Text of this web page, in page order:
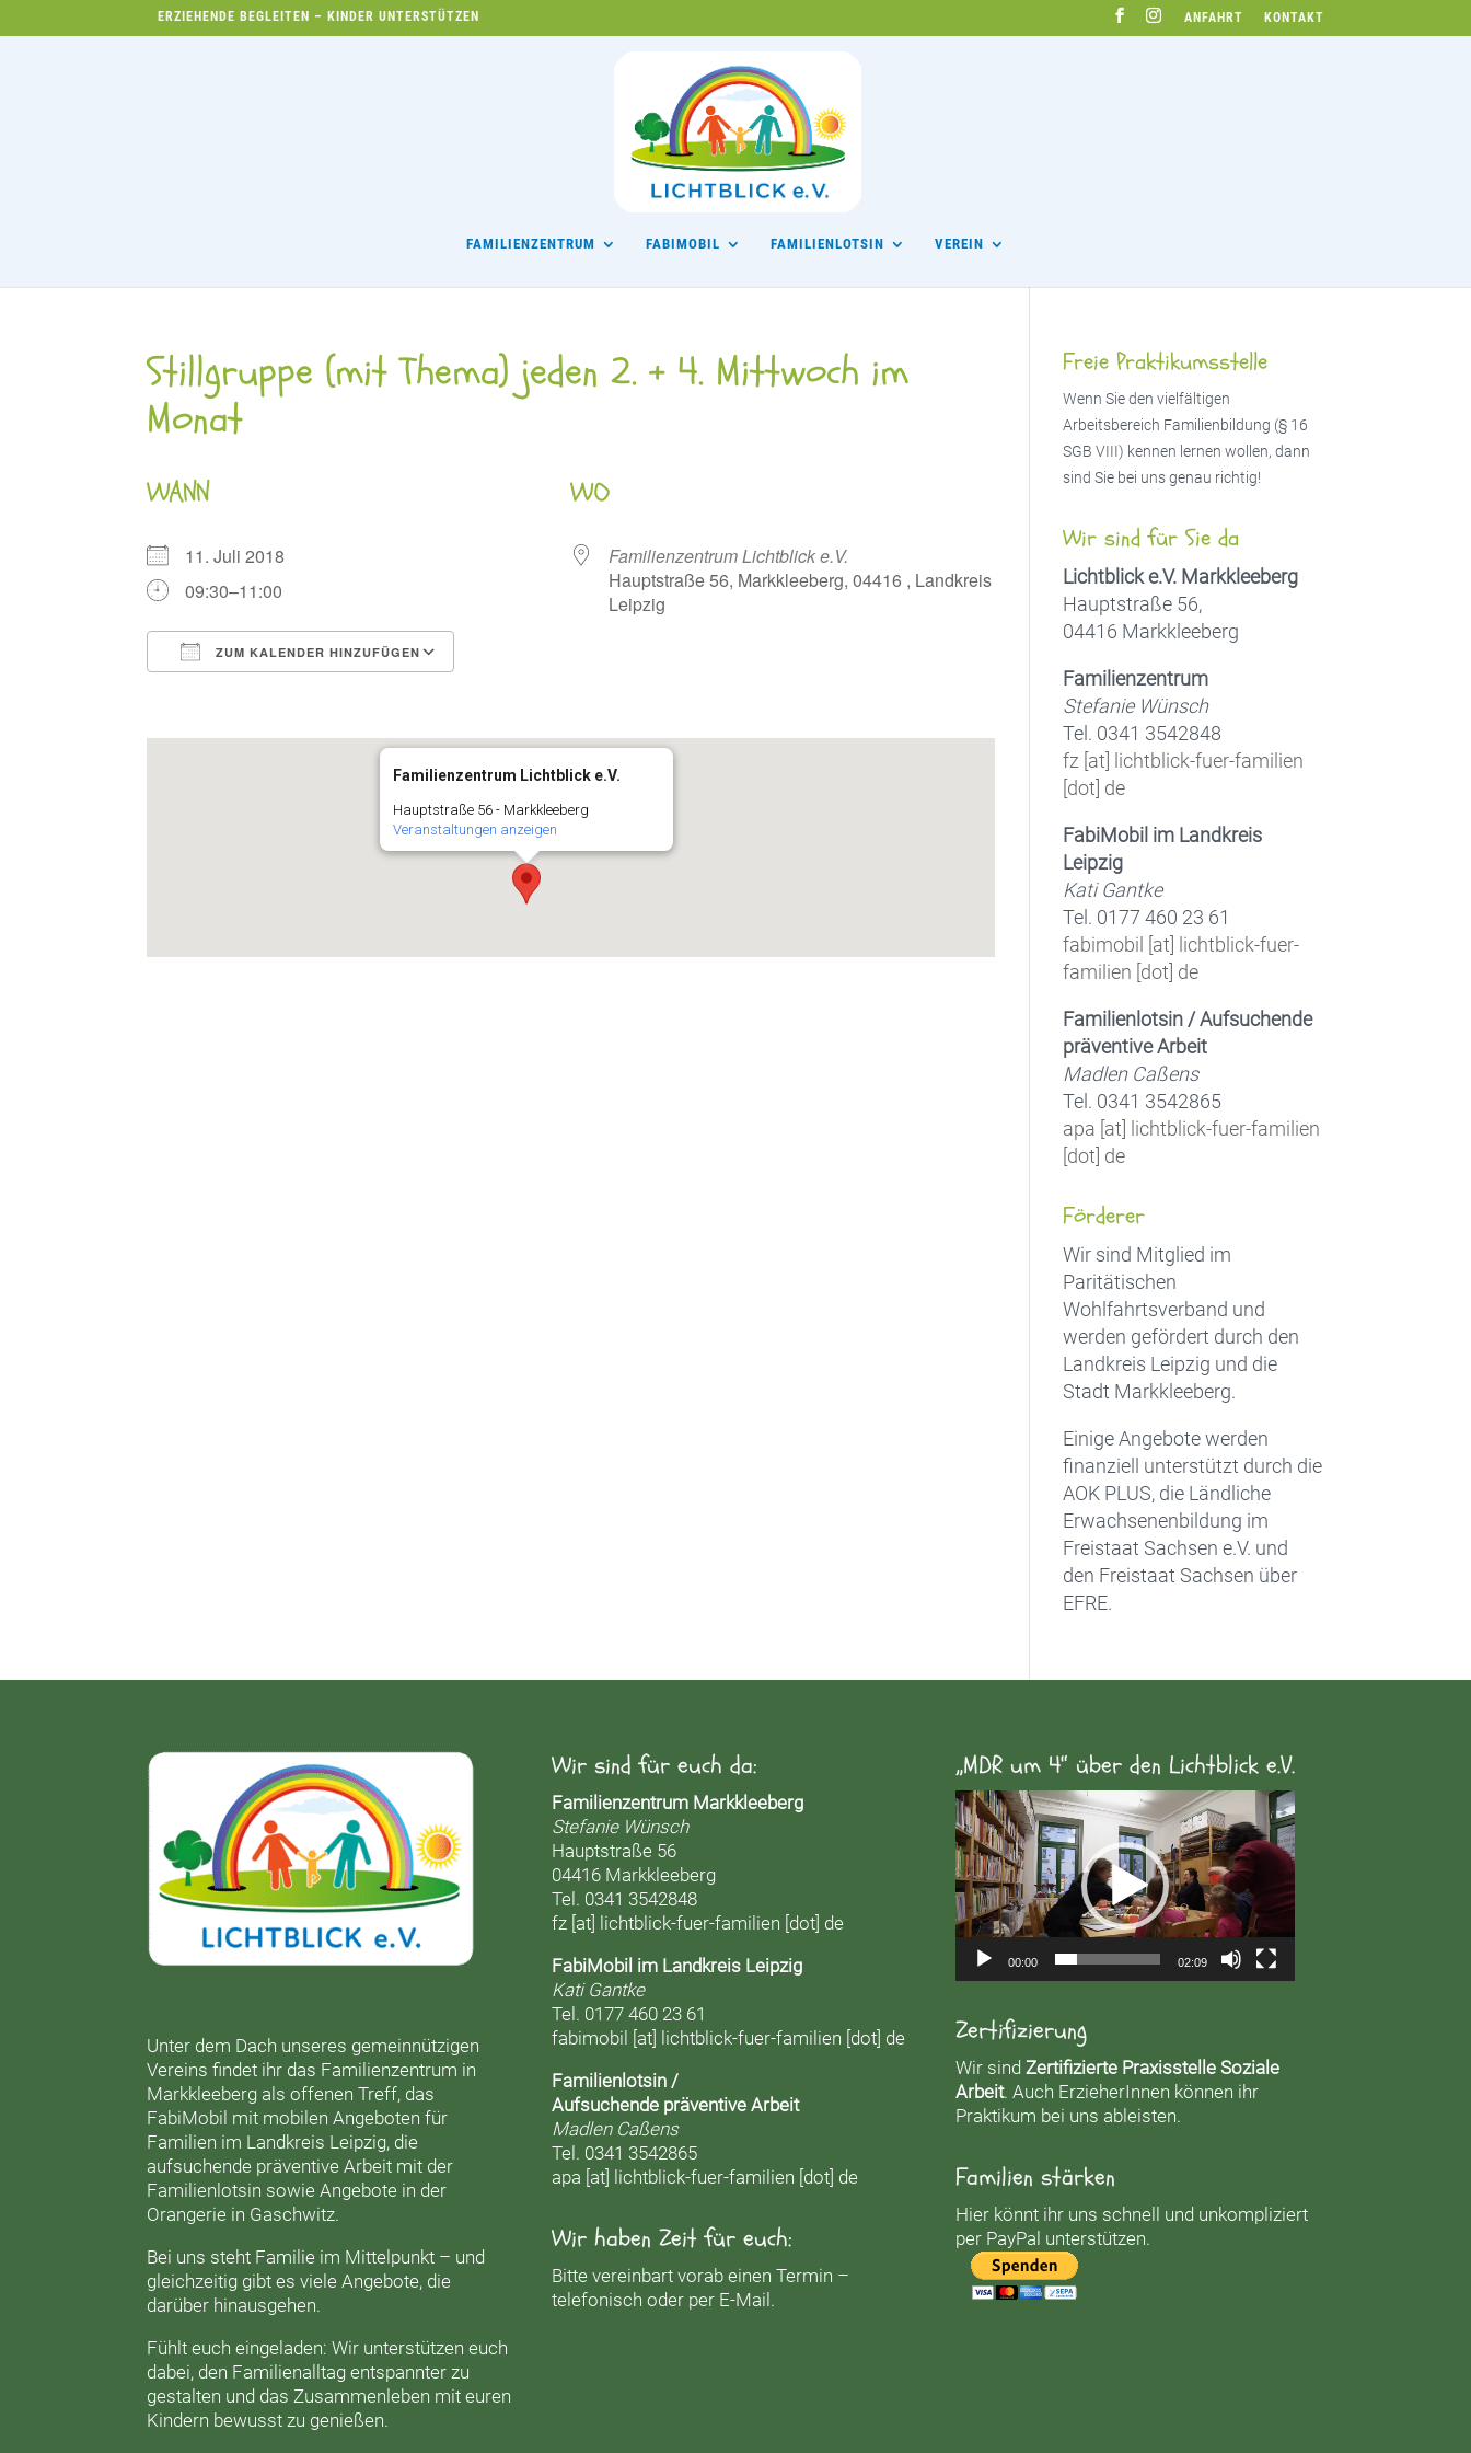
ERZIEHENDE BEGLEITEN – KINDER UNTERSTÜTZEN ANFAHRT KONTAKT
FAMILIENZENTRUM FABIMOBIL FAMILIENLOTSIN VEREIN
Stillgruppe (mit Thema) jeden 2. + 4. Mittwoch im
Monat
WANN
11. Juli 2018
09:30–11:00
ZUM KALENDER HINZUFÜGEN
Office 365
WO
Familienzentrum Lichtblick e.V.
Hauptstraße 56, Markkleeberg, 04416 , Landkreis
Leipzig
Familienzentrum Lichtblick e.V.
Hauptstraße 56 - Markkleeberg
Veranstaltungen anzeigen
Freie Praktikumsstelle
Wenn Sie den vielfältigen
Arbeitsbereich Familienbildung (§ 16
SGB VIII) kennen lernen wollen, dann
sind Sie bei uns genau richtig!
Wir sind für Sie da
Lichtblick e.V. Markkleeberg
Hauptstraße 56,
04416 Markkleeberg
Familienzentrum
Stefanie Wünsch
Tel. 0341 3542848
fz [at] lichtblick-fuer-familien
[dot] de
FabiMobil im Landkreis
Leipzig
Kati Gantke
Tel. 0177 460 23 61
fabimobil [at] lichtblick-fuer-
familien [dot] de
Familienlotsin / Aufsuchende
präventive Arbeit
Madlen Caßens
Tel. 0341 3542865
apa [at] lichtblick-fuer-familien
[dot] de
Förderer
Wir sind Mitglied im
Paritätischen
Wohlfahrtsverband und
werden gefördert durch den
Landkreis Leipzig und die
Stadt Markkleeberg.
Einige Angebote werden
finanziell unterstützt durch die
AOK PLUS, die Ländliche
Erwachsenenbildung im
Freistaat Sachsen e.V. und
den Freistaat Sachsen über
EFRE.
Unter dem Dach unseres gemeinnützigen
Vereins findet ihr das Familienzentrum in
Markkleeberg als offenen Treff, das
FabiMobil mit mobilen Angeboten für
Familien im Landkreis Leipzig, die
aufsuchende präventive Arbeit mit der
Familienlotsin sowie Angebote in der
Orangerie in Gaschwitz.
Bei uns steht Familie im Mittelpunkt – und
gleichzeitig gibt es viele Angebote, die
darüber hinausgehen.
Fühlt euch eingeladen: Wir unterstützen euch
dabei, den Familienalltag entspannter zu
gestalten und das Zusammenleben mit euren
Kindern bewusst zu genießen.
Wir sind für euch da:
Familienzentrum Markkleeberg
Stefanie Wünsch
Hauptstraße 56
04416 Markkleeberg
Tel. 0341 3542848
fz [at] lichtblick-fuer-familien [dot] de
FabiMobil im Landkreis Leipzig
Kati Gantke
Tel. 0177 460 23 61
fabimobil [at] lichtblick-fuer-familien [dot] de
Familienlotsin /
Aufsuchende präventive Arbeit
Madlen Caßens
Tel. 0341 3542865
apa [at] lichtblick-fuer-familien [dot] de
Wir haben Zeit für euch:
Bitte vereinbart vorab einen Termin –
telefonisch oder per E-Mail.
„MDR um 4“ über den Lichtblick e.V.
Video-
Player
00:00 02:09
Zertifizierung
Wir sind Zertifizierte Praxisstelle Soziale
Arbeit. Auch ErzieherInnen können ihr
Praktikum bei uns ableisten.
Familien stärken
Hier könnt ihr uns schnell und unkompliziert
per PayPal unterstützen.